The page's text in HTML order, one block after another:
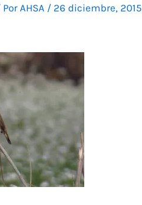
Por AHSA / 26 diciembre, 2015